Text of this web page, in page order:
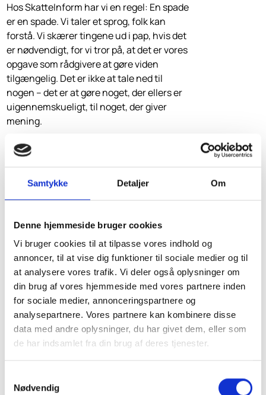
Samtykke Detaljer Om
Denne hjemmeside bruger cookies
Vi bruger cookies til at tilpasse vores indhold og
annoncer, til at vise dig funktioner til sociale medier og til
at analysere vores trafik. Vi deler også oplysninger om
din brug af vores hjemmeside med vores partnere inden
for sociale medier, annonceringspartnere og
analysepartnere. Vores partnere kan kombinere disse
data med andre oplysninger, du har givet dem, eller som
de har indsamlet fra din brug af deres tjenester.
Nødvendig
Hos SkatteInform har vi en regel: En spade
er en spade. Vi taler et sprog, folk kan
forstå. Vi skærer tingene ud i pap, hvis det
er nødvendigt, for vi tror på, at det er vores
opgave som rådgivere at gøre viden
tilgængelig. Det er ikke at tale ned til
nogen – det er at gøre noget, der ellers er
uigennemskueligt, til noget, der giver
mening.
Det er også derfor, vi kæmper for enklere
regler. Når man skaber systemer, der stiller
urimelige krav til skatteyderne, ender vi
med at skabe frygt og frustration. Og det
samfundet.
Vi tror på, at skat skal være gennemsigtigt.
Ikke kun i lovgivningen, men i
kommunikationen og rådgivningen. Det
skal være muligt at få klar besked – uden
buzzwords, uden forvirring, uden omsvøb.
Hvis vi som branche kan blive bedre til at
tale et sprog, som folk forstår, og møde
dem med åbenhed, tror jeg, vi kan skabe
en reel forskel. Ikke bare for virksomheder
systemet.